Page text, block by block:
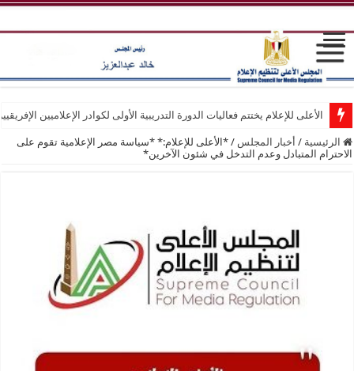
الأعلى للإعلام يختتم فعاليات الدورة التدريبية الأولى لكوادر الإعلاميين
الرئيسية / أخبار المجلس / *الأعلى للإعلام:* *سياسة مصر الإعلامية تقوم على
الاحترام المتبادل وعدم التدخل في شئون الآخرين*